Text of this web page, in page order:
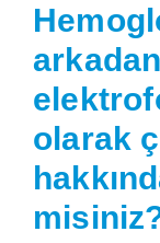
olarak